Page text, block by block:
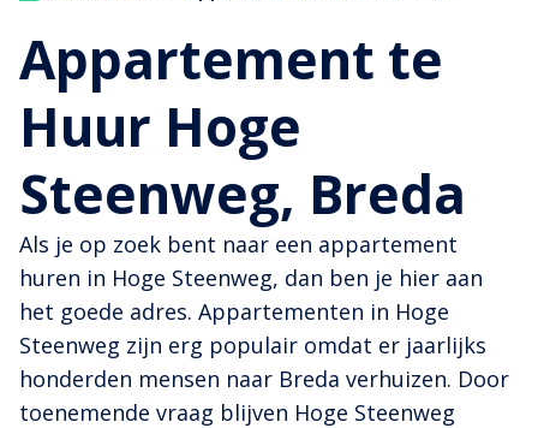
Appartement te
Huur Hoge
Steenweg, Breda
Als je op zoek bent naar een appartement
huren in Hoge Steenweg, dan ben je hier aan
het goede adres. Appartementen in Hoge
Steenweg zijn erg populair omdat er jaarlijks
honderden mensen naar Breda verhuizen. Door
toenemende vraag blijven Hoge Steenweg